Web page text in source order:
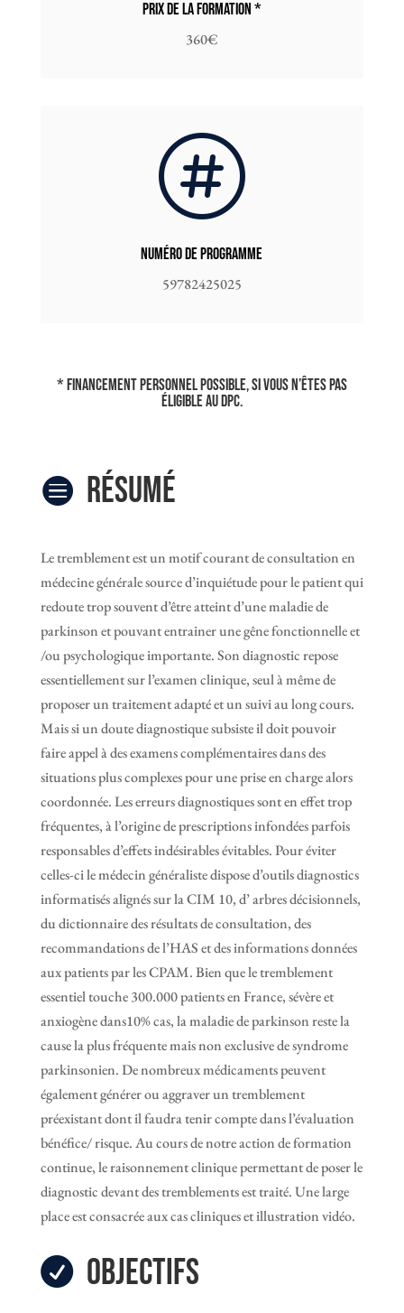
Prix de la formation *
360€

Numéro de programme
59782425025
* Financement personnel possible, si vous n’êtes pas
éligible au DPC.
 Résumé
Le tremblement est un motif courant de consultation en
médecine générale source d’inquiétude pour le patient qui
redoute trop souvent d’être atteint d’une maladie de
parkinson et pouvant entrainer une gêne fonctionnelle et
/ou psychologique importante. Son diagnostic repose
essentiellement sur l’examen clinique, seul à même de
proposer un traitement adapté et un suivi au long cours.
Mais si un doute diagnostique subsiste il doit pouvoir
faire appel à des examens complémentaires dans des
situations plus complexes pour une prise en charge alors
coordonnée. Les erreurs diagnostiques sont en effet trop
fréquentes, à l’origine de prescriptions infondées parfois
responsables d’effets indésirables évitables. Pour éviter
celles-ci le médecin généraliste dispose d’outils diagnostics
informatisés alignés sur la CIM 10, d’ arbres décisionnels,
du dictionnaire des résultats de consultation, des
recommandations de l’HAS et des informations données
aux patients par les CPAM. Bien que le tremblement
essentiel touche 300.000 patients en France, sévère et
anxiogène dans10% cas, la maladie de parkinson reste la
cause la plus fréquente mais non exclusive de syndrome
parkinsonien. De nombreux médicaments peuvent
également générer ou aggraver un tremblement
préexistant dont il faudra tenir compte dans l’évaluation
bénéfice/ risque. Au cours de notre action de formation
continue, le raisonnement clinique permettant de poser le
diagnostic devant des tremblements est traité. Une large
place est consacrée aux cas cliniques et illustration vidéo.
 Objectifs